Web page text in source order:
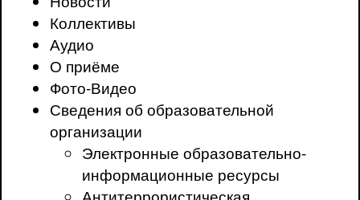
Коллективы
Аудио
О приёме
Фото-Видео
Сведения об образовательной
организации
Электронные образовательно-
информационные ресурсы
Антитеррористическая